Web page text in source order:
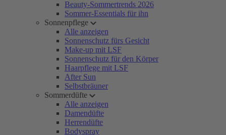
Beauty-Sommertrends 2026
Sommer-Essentials für ihn
Sonnenpflege
Alle anzeigen
Sonnenschutz fürs Gesicht
Make-up mit LSF
Sonnenschutz für den Körper
Haarpflege mit LSF
After Sun
Selbstbräuner
Sommerdüfte
Alle anzeigen
Damendüfte
Herrendüfte
Bodyspray